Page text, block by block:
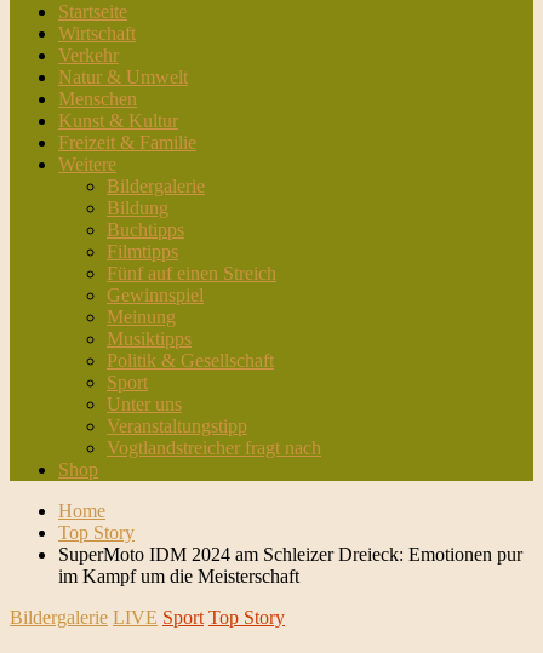
Startseite
Wirtschaft
Verkehr
Natur & Umwelt
Menschen
Kunst & Kultur
Freizeit & Familie
Weitere
Bildergalerie
Bildung
Buchtipps
Filmtipps
Fünf auf einen Streich
Gewinnspiel
Meinung
Musiktipps
Politik & Gesellschaft
Sport
Unter uns
Veranstaltungstipp
Vogtlandstreicher fragt nach
Shop
Home
Top Story
SuperMoto IDM 2024 am Schleizer Dreieck: Emotionen pur
im Kampf um die Meisterschaft
Bildergalerie LIVE Sport Top Story